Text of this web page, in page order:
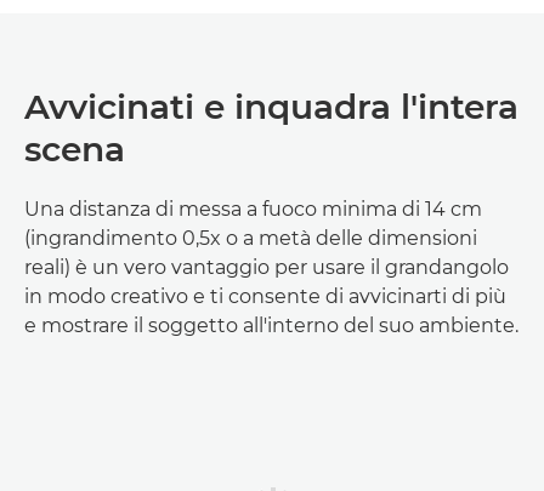
Avvicinati e inquadra l'intera
scena
Una distanza di messa a fuoco minima di 14 cm
(ingrandimento 0,5x o a metà delle dimensioni
reali) è un vero vantaggio per usare il grandangolo
in modo creativo e ti consente di avvicinarti di più
e mostrare il soggetto all'interno del suo ambiente.